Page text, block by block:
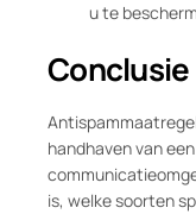
u te
Conclusie
handhaven van
is, welke soorten